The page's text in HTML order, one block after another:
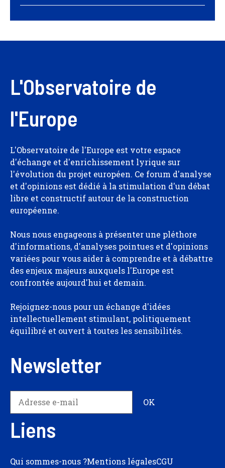
L'Observatoire de
l'Europe
L'Observatoire de l'Europe est votre espace
d'échange et d'enrichissement lyrique sur
l'évolution du projet européen. Ce forum d'analyse
et d'opinions est dédié à la stimulation d'un débat
libre et constructif autour de la construction
européenne.
Nous nous engageons à présenter une pléthore
d'informations, d'analyses pointues et d'opinions
variées pour vous aider à comprendre et à débattre
des enjeux majeurs auxquels l'Europe est
confrontée aujourd'hui et demain.
Rejoignez-nous pour un échange d'idées
intellectuellement stimulant, politiquement
équilibré et ouvert à toutes les sensibilités.
Newsletter
Liens
Qui sommes-nous ?Mentions légalesCGU